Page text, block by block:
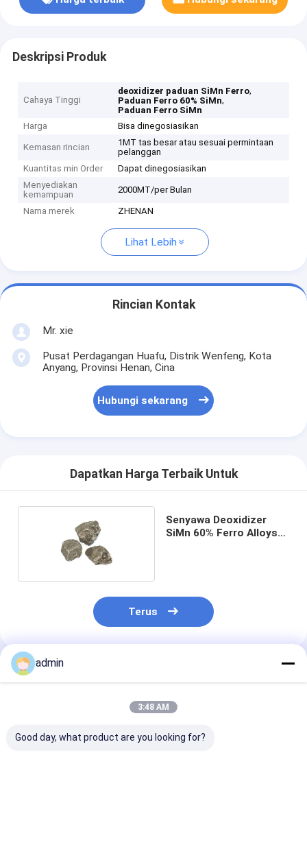
Deskripsi Produk
Cahaya Tinggi
deoxidizer paduan SiMn Ferro,
Paduan Ferro 60% SiMn,
Paduan Ferro SiMn
Harga
Bisa dinegosiasikan
Kemasan rincian
1MT tas besar atau sesuai permintaan
pelanggan
Kuantitas min Order
Dapat dinegosiasikan
Menyediakan
kemampuan
2000MT/per Bulan
Nama merek ZHENAN
Lihat Lebih
Rincian Kontak
Mr. xie
Pusat Perdagangan Huafu, Distrik Wenfeng, Kota
Anyang, Provinsi Henan, Cina
Hubungi sekarang
Dapatkan Harga Terbaik Untuk
Senyawa Deoxidizer
SiMn 60% Ferro Alloys
Terus
Rekomendasi Produk
admin
3:48 AM
Good day, what product are you looking for?